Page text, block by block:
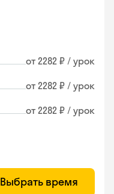
от 2282 ₽ / урок
от 2282 ₽ / урок
от 2282 ₽ / урок
Выбрать время